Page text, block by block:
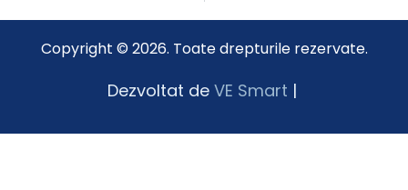
Copyright © 2026. Toate drepturile rezervate.
Dezvoltat de VE Smart |